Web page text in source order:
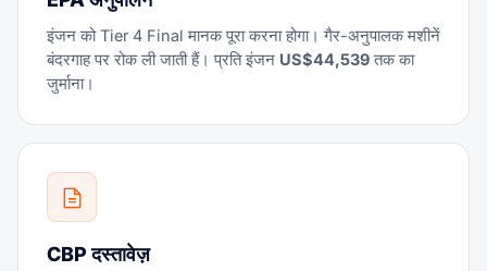
इंजन को Tier 4 Final मानक पूरा करना होगा। गैर-अनुपालक मशीनें
बंदरगाह पर रोक ली जाती हैं। प्रति इंजन US$44,539तक का
जुर्माना।
CBP दस्तावेज़